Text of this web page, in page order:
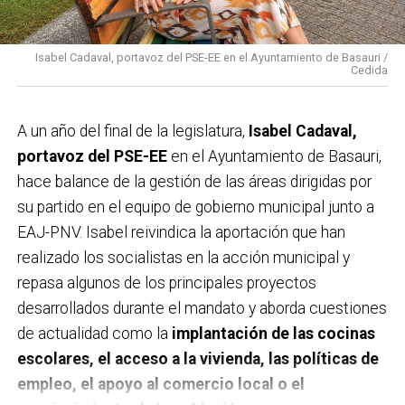
Isabel Cadaval, portavoz del PSE-EE en el Ayuntamiento de Basauri /
Cedida
A un año del final de la legislatura, Isabel Cadaval,
portavoz del PSE-EEen el Ayuntamiento de Basauri,
hace balance de la gestión de las áreas dirigidas por
su partido en el equipo de gobierno municipal junto a
EAJ-PNV. Isabel reivindica la aportación que han
realizado los socialistas en la acción municipal y
repasa algunos de los principales proyectos
desarrollados durante el mandato y aborda cuestiones
de actualidad como la implantación de las cocinas
escolares, el acceso a la vivienda, las políticas de
empleo, el apoyo al comercio local o el